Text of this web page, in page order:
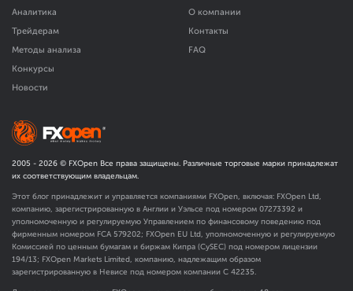
Аналитика
Трейдерам
Методы анализа
Конкурсы
Новости
О компании
Контакты
FAQ
2005 - 2026 © FXOpen Все права защищены. Различные торговые марки принадлежат
их соответствующим владельцам.
Этот блог принадлежит и управляется компаниями FXOpen, включая: FXOpen Ltd,
компанию, зарегистрированную в Англии и Уэльсе под номером 07273392 и
уполномоченную и регулируемую Управлением по финансовому поведению под
фирменным номером FCA 579202; FXOpen EU Ltd, уполномоченную и регулируемую
Комиссией по ценным бумагам и биржам Кипра (CySEC) под номером лицензии
194/13; FXOpen Markets Limited, компанию, надлежащим образом
зарегистрированную в Невисе под номером компании C 42235.